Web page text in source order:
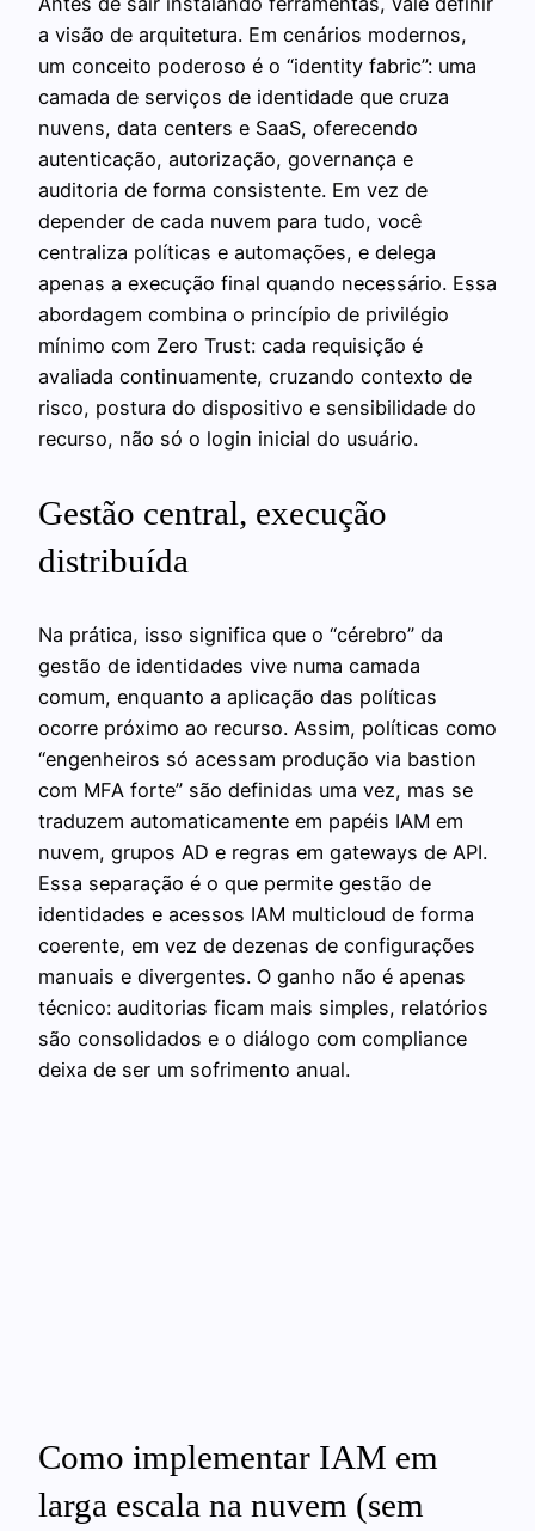
a visão de arquitetura. Em cenários modernos,
um conceito poderoso é o “identity fabric”: uma
camada de serviços de identidade que cruza
nuvens, data centers e SaaS, oferecendo
autenticação, autorização, governança e
auditoria de forma consistente. Em vez de
depender de cada nuvem para tudo, você
centraliza políticas e automações, e delega
apenas a execução final quando necessário. Essa
abordagem combina o princípio de privilégio
mínimo com Zero Trust: cada requisição é
avaliada continuamente, cruzando contexto de
risco, postura do dispositivo e sensibilidade do
recurso, não só o login inicial do usuário.
Gestão central, execução
distribuída
Na prática, isso significa que o “cérebro” da
gestão de identidades vive numa camada
comum, enquanto a aplicação das políticas
ocorre próximo ao recurso. Assim, políticas como
“engenheiros só acessam produção via bastion
com MFA forte” são definidas uma vez, mas se
traduzem automaticamente em papéis IAM em
nuvem, grupos AD e regras em gateways de API.
Essa separação é o que permite gestão de
identidades e acessos IAM multicloud de forma
coerente, em vez de dezenas de configurações
manuais e divergentes. O ganho não é apenas
técnico: auditorias ficam mais simples, relatórios
são consolidados e o diálogo com compliance
deixa de ser um sofrimento anual.
Como implementar IAM em
larga escala na nuvem (sem